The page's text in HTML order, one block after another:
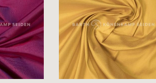
MUSTERANFRAGE SENDEN